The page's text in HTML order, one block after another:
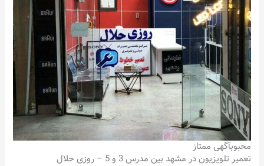
محبوبآگهی ممتاز
تعمیر تلویزیون در مشهد بین مدرس 3 و 5 – روزی حلال